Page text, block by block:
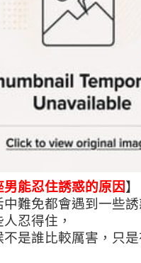
男能忍住誘惑的原因】
中難免都會遇到一些
忍得住，
不是誰比較厲害，只